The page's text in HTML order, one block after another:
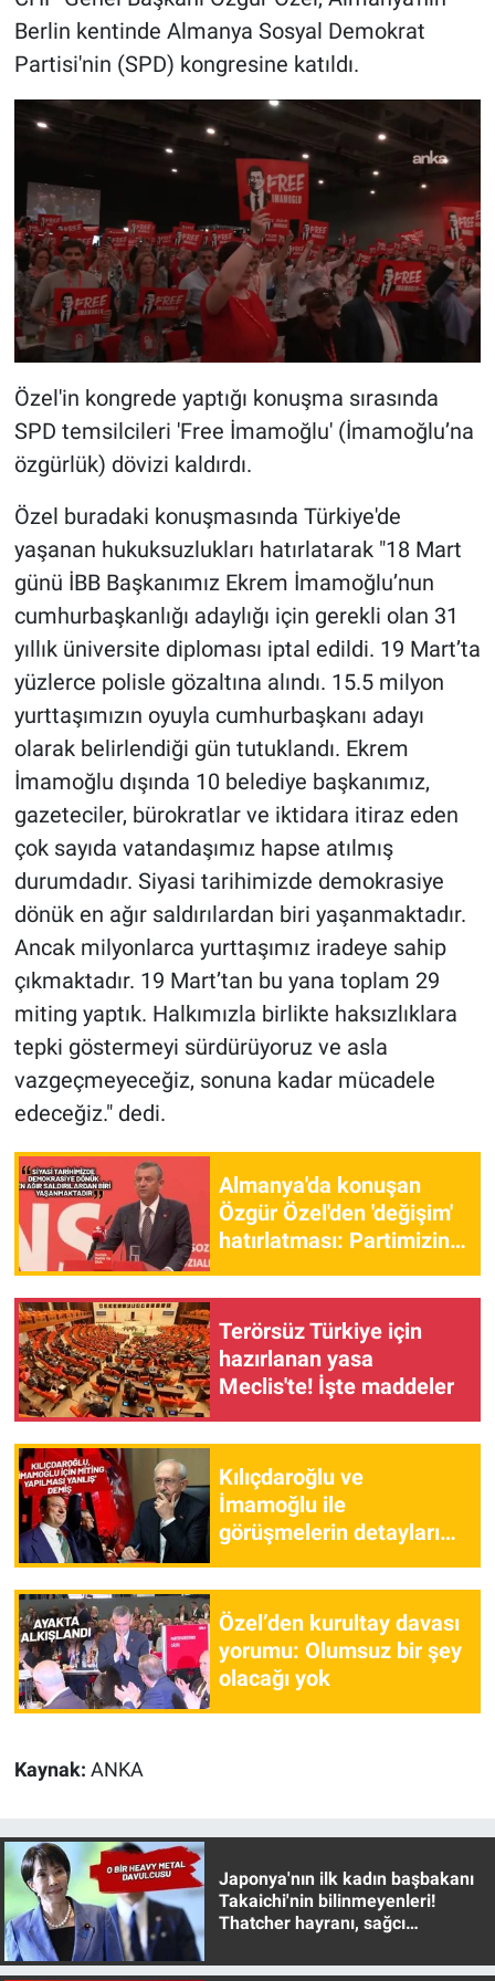
Berlin kentinde Almanya Sosyal Demokrat
Partisi'nin (SPD) kongresine katıldı.
Özel'in kongrede yaptığı konuşma sırasında
SPD temsilcileri 'Free İmamoğlu' (İmamoğlu’na
özgürlük) dövizi kaldırdı.
Özel buradaki konuşmasında Türkiye'de
yaşanan hukuksuzlukları hatırlatarak "18 Mart
günü İBB Başkanımız Ekrem İmamoğlu’nun
cumhurbaşkanlığı adaylığı için gerekli olan 31
yıllık üniversite diploması iptal edildi. 19 Mart’ta
yüzlerce polisle gözaltına alındı. 15.5 milyon
yurttaşımızın oyuyla cumhurbaşkanı adayı
olarak belirlendiği gün tutuklandı. Ekrem
İmamoğlu dışında 10 belediye başkanımız,
gazeteciler, bürokratlar ve iktidara itiraz eden
çok sayıda vatandaşımız hapse atılmış
durumdadır. Siyasi tarihimizde demokrasiye
dönük en ağır saldırılardan biri yaşanmaktadır.
Ancak milyonlarca yurttaşımız iradeye sahip
çıkmaktadır. 19 Mart’tan bu yana toplam 29
miting yaptık. Halkımızla birlikte haksızlıklara
tepki göstermeyi sürdürüyoruz ve asla
vazgeçmeyeceğiz, sonuna kadar mücadele
edeceğiz." dedi.
Almanya'da konuşan
Özgür Özel'den 'değişim'
hatırlatması: Partimizin
sevk etti
Terörsüz Türkiye için
hazırlanan yasa
Meclis'te! İşte maddeler
Kılıçdaroğlu ve
İmamoğlu ile
görüşmelerin detayları
Özel’den kurultay davası
yorumu: Olumsuz bir şey
olacağı yok
Kaynak: ANKA
Japonya'nın ilk kadın başbakanı
Takaichi'nin bilinmeyenleri!
Thatcher hayranı, sağcı
Gündem Özel
Günün görüntüsü
İlan
Kimdir
Koronavirüs
Kültür Sanat
Ne demişti
Nedir
Popüler
Programlar
Sağlık
Spor
Teknoloji
Türkiye'nin Geleceği
Türkiye'nin Gündemi
Yerel Gündem
Yerel Yaşam
Canlı Yayın